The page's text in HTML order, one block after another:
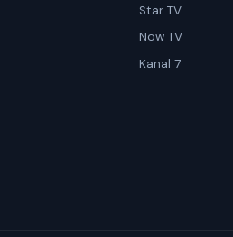
Star TV
Now TV
Kanal 7